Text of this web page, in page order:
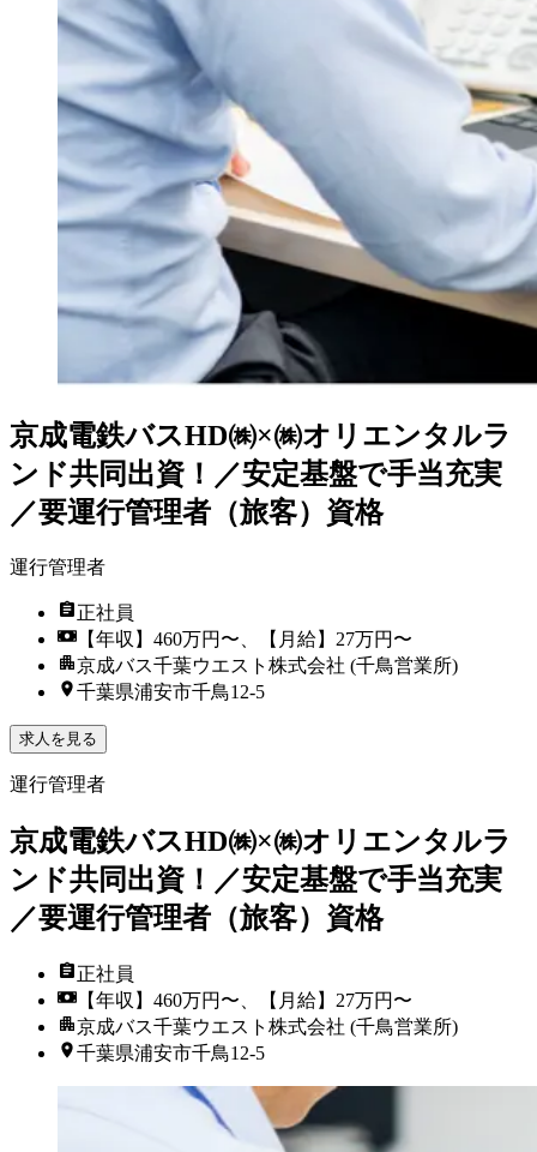
京成電鉄バスHD㈱×㈱オリエンタルラ
ンド共同出資！／安定基盤で手当充実
／要運行管理者（旅客）資格
運行管理者
正社員
【年収】460万円〜、【月給】27万円〜
京成バス千葉ウエスト株式会社 (千鳥営業所)
千葉県浦安市千鳥12-5
求人を見る
運行管理者
京成電鉄バスHD㈱×㈱オリエンタルラ
ンド共同出資！／安定基盤で手当充実
／要運行管理者（旅客）資格
正社員
【年収】460万円〜、【月給】27万円〜
京成バス千葉ウエスト株式会社 (千鳥営業所)
千葉県浦安市千鳥12-5